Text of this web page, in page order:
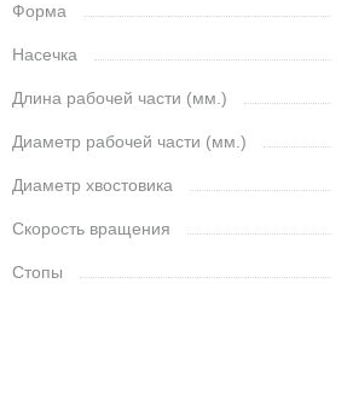
Форма
Насечка
Длина рабочей части (мм.)
Диаметр рабочей части (мм.)
Диаметр хвостовика
Скорость вращения
Стопы